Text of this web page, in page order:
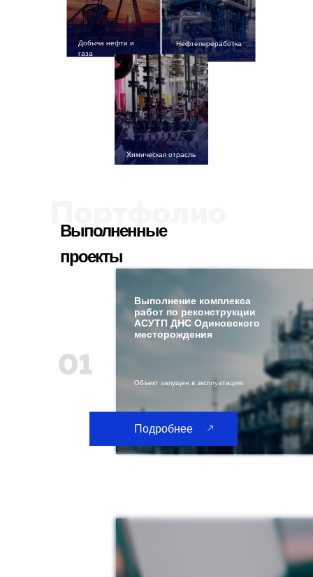
Добыча нефти и
газа
Нефтепереработка
Химическая отрасль
Выполненные
проекты
Выполнение комплекса
работ по реконструкции
АСУТП ДНС Одиновского
месторождения
Объект запущен в эксплуатацию
Подробнее